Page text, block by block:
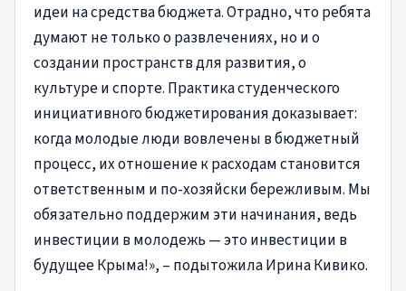
идеи на средства бюджета. Отрадно, что ребята
думают не только о развлечениях, но и о
создании пространств для развития, о
культуре и спорте. Практика студенческого
инициативного бюджетирования доказывает:
когда молодые люди вовлечены в бюджетный
процесс, их отношение к расходам становится
ответственным и по-хозяйски бережливым. Мы
обязательно поддержим эти начинания, ведь
инвестиции в молодежь — это инвестиции в
будущее Крыма!», – подытожила Ирина Кивико.